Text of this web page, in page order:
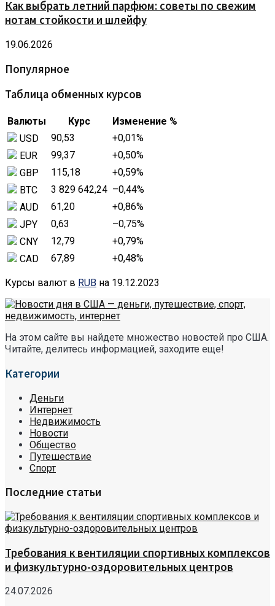
Как выбрать летний парфюм: советы по свежим
нотам стойкости и шлейфу
19.06.2026
Популярное
Таблица обменных курсов
Валюты Курс
Изменение %
USD
90,53 +0,01%
EUR
99,37 +0,50%
GBP
115,18 +0,59%
BTC
3 829 642,24 –0,44%
AUD
61,20 +0,86%
JPY
0,63 –0,75%
CNY
12,79 +0,79%
CAD
67,89 +0,48%
Курсы валют в RUB на 19.12.2023
На этом сайте вы найдете множество новостей про США.
Читайте, делитесь информацией, заходите еще!
Категории
Деньги
Интернет
Недвижимость
Новости
Общество
Путешествие
Спорт
Последние статьи
Требования к вентиляции спортивных комплексов
и физкультурно-оздоровительных центров
24.07.2026